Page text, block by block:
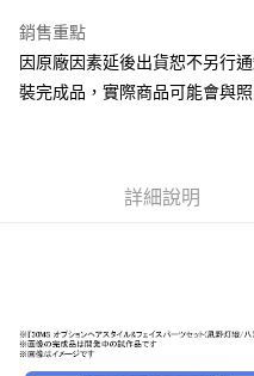
【大哥付你分期使用說明】
1.本服務由台灣大哥大提供，台灣
2.付款方式選擇「大哥付你分期」
流程，驗證手機門號後，選擇欲分
法說明評估內容。
【注意事項】
ATM付款
運送方式
預購-付款後全家取貨(舊)
銷售重點
因原廠因素延後出貨恕不另行
裝完成品，實際商品可能會與照
詳細說明